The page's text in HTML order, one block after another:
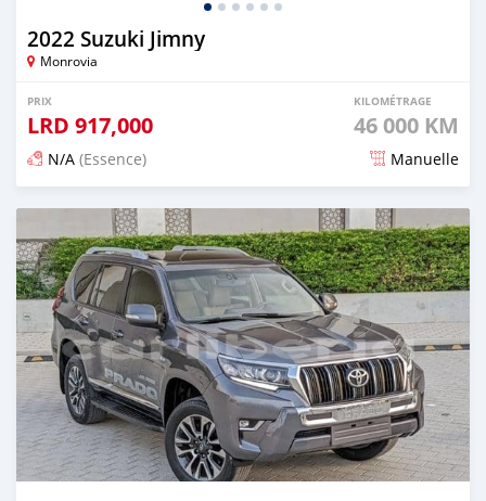
2022 Suzuki Jimny
Monrovia
PRIX
LRD 917,000
KILOMÉTRAGE
46 000 KM
N/A (Essence) Manuelle
Publié il y a 3 mois